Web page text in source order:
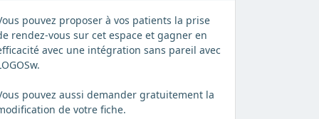
pouvez proposer à vos patients la prise
rendez-vous sur cet espace et gagner en
avec une intégration sans pareil avec
pouvez aussi demander gratuitement la
de votre fiche.